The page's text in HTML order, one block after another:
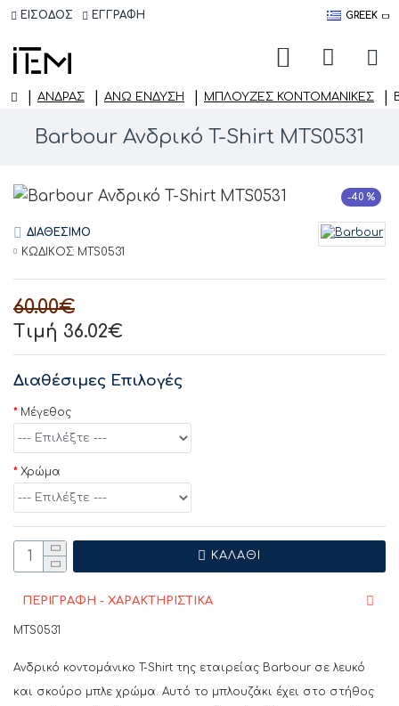
ΕΙΣΟΔΟΣ ΕΓΓΡΑΦΗ GREEK
ΑΝΔΡΑΣ ΆΝΩ ΈΝΔΥΣΗ ΜΠΛΟΎΖΕΣ ΚΟΝΤΟΜΆΝΙΚΕΣ
Barbour Ανδρικό T-Shirt MTS0531
-40 %
Τιμή 36.02€
60.00€
ΔΙΑΘΕΣΙΜΟ
ΚΩΔΙΚΟΣ: MTS0531
Διαθέσιμες Επιλογές
Μέγεθος
Χρώμα
ΚΑΛΆΘΙ
ΠΕΡΙΓΡΑΦΗ - ΧΑΡΑΚΤΗΡΙΣΤΙΚΑ
MTS0531
Ανδρικό κοντομάνικο T-Shirt της εταιρείας Barbour σε λευκό
και σκούρο μπλε χρώμα. Αυτό το μπλουζάκι έχει στο στήθος